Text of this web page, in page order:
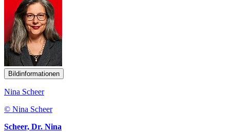
Bildinformationen
Nina Scheer
© Nina Scheer
Scheer, Dr. Nina